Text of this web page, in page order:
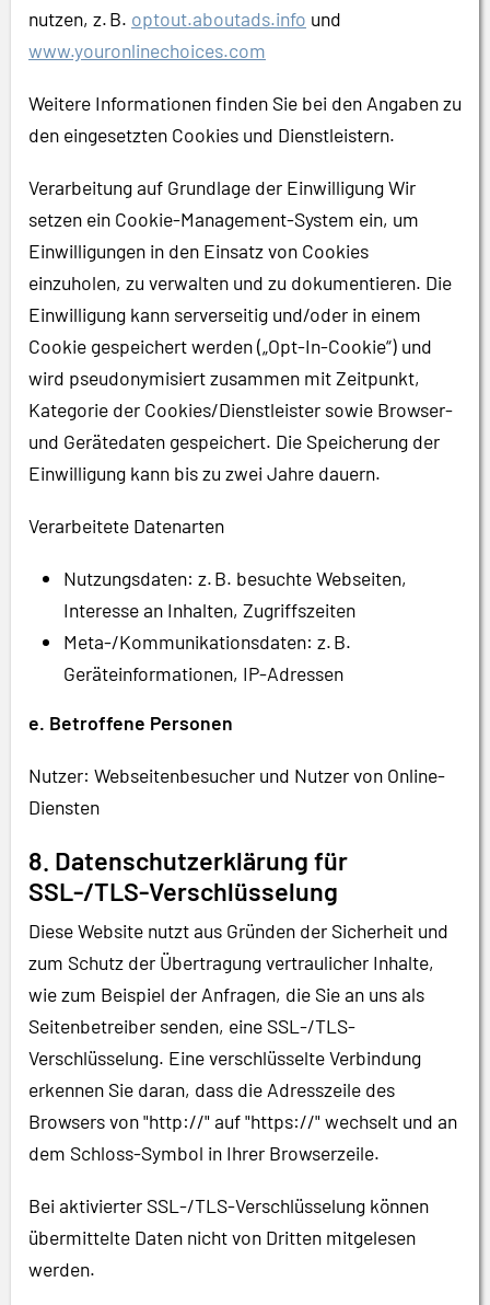
nutzen, z. B. optout.aboutads.info und
www.youronlinechoices.com
Weitere Informationen finden Sie bei den Angaben zu
den eingesetzten Cookies und Dienstleistern.
Verarbeitung auf Grundlage der Einwilligung Wir
setzen ein Cookie-Management-System ein, um
Einwilligungen in den Einsatz von Cookies
einzuholen, zu verwalten und zu dokumentieren. Die
Einwilligung kann serverseitig und/oder in einem
Cookie gespeichert werden („Opt-In-Cookie“) und
wird pseudonymisiert zusammen mit Zeitpunkt,
Kategorie der Cookies/Dienstleister sowie Browser-
und Gerätedaten gespeichert. Die Speicherung der
Einwilligung kann bis zu zwei Jahre dauern.
Verarbeitete Datenarten
Nutzungsdaten: z. B. besuchte Webseiten,
Interesse an Inhalten, Zugriffszeiten
Meta-/Kommunikationsdaten: z. B.
Geräteinformationen, IP-Adressen
e. Betroffene Personen
Nutzer: Webseitenbesucher und Nutzer von Online-
Diensten
8. Datenschutzerklärung für
SSL-/TLS-Verschlüsselung
Diese Website nutzt aus Gründen der Sicherheit und
zum Schutz der Übertragung vertraulicher Inhalte,
wie zum Beispiel der Anfragen, die Sie an uns als
Seitenbetreiber senden, eine SSL-/TLS-
Verschlüsselung. Eine verschlüsselte Verbindung
erkennen Sie daran, dass die Adresszeile des
Browsers von "http://" auf "https://" wechselt und an
dem Schloss-Symbol in Ihrer Browserzeile.
Bei aktivierter SSL-/TLS-Verschlüsselung können
übermittelte Daten nicht von Dritten mitgelesen
werden.